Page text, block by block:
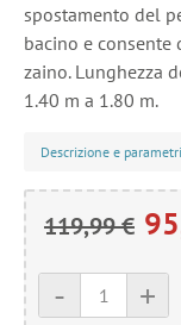
spostamento del
bacino e
zaino. Lunghezza
1.40 m a 1.80 m.
Descrizione e parametri
119,99 €
+
-